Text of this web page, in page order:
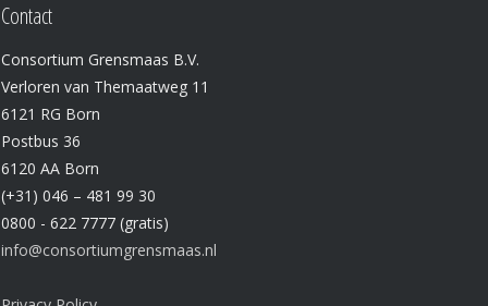
Contact
Consortium Grensmaas B.V.
Verloren van Themaatweg 11
6121 RG Born
Postbus 36
6120 AA Born
(+31) 046 – 481 99 30
0800 - 622 7777 (gratis)
info@consortiumgrensmaas.nl